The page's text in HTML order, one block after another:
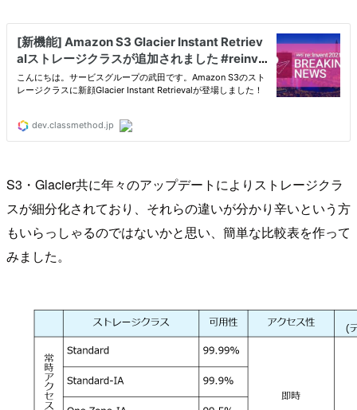
S3・Glacier共に年々のアップデートによりストレージクラ
スが細分化されており、それらの違いが分かり辛いという方
もいらっしゃるのではないかと思い、簡単な比較表を作って
みました。